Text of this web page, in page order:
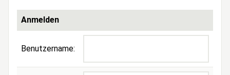
Anmelden
Benutzername: